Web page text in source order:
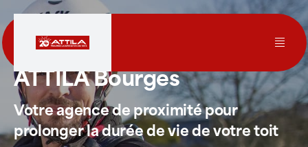
Passer
au
contenu
Le groupe
Nos services
ATTILA Bourges
Votre agence de proximité pour
prolonger la durée de vie de votre toit